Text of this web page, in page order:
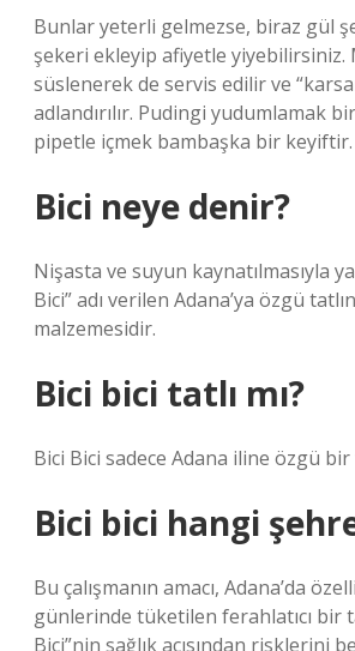
Bunlar yeterli gelmezse, biraz gül
şekeri ekleyip afiyetle yiyebilirsiniz.
süslenerek de servis edilir ve
adlandırılır. Pudingi yudumlamak
pipetle içmek bambaşka bir keyiftir.
Bici neye denir?
Nişasta ve suyun kaynatılmasıyla
Bici” adı verilen Adana’ya özgü
malzemesidir.
Bici bici tatlı mı?
Bici Bici sadece Adana iline özgü bir
Bici bici hangi
Bu çalışmanın amacı, Adana’da
günlerinde tüketilen ferahlatıcı bir
Bici”nin sağlık açısından risklerini